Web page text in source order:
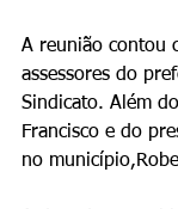
A reunião contou
assessores do
Sindicato. Além
Francisco e do
no